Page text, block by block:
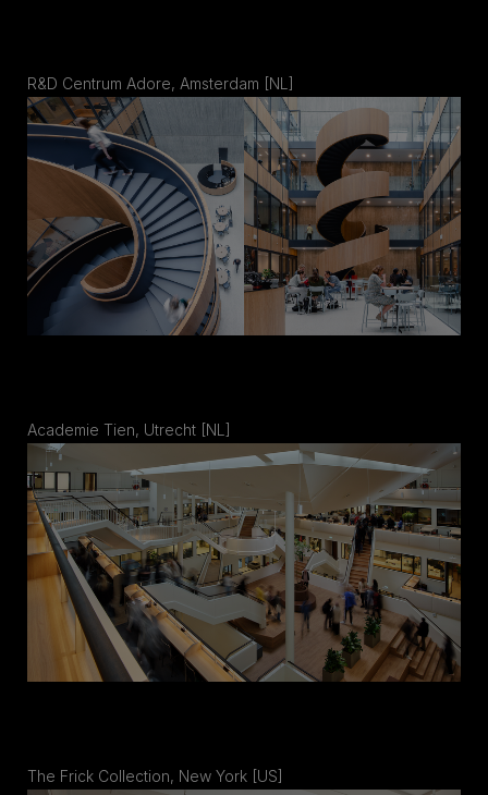
R&D Centrum Adore, Amsterdam [NL]
Academie Tien, Utrecht [NL]
The Frick Collection, New York [US]